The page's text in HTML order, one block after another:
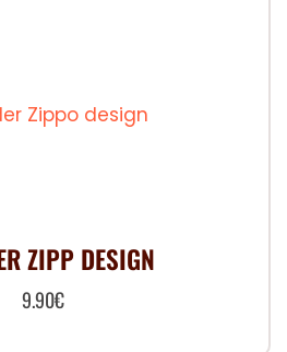
ZIPP DESIGN
9.90€